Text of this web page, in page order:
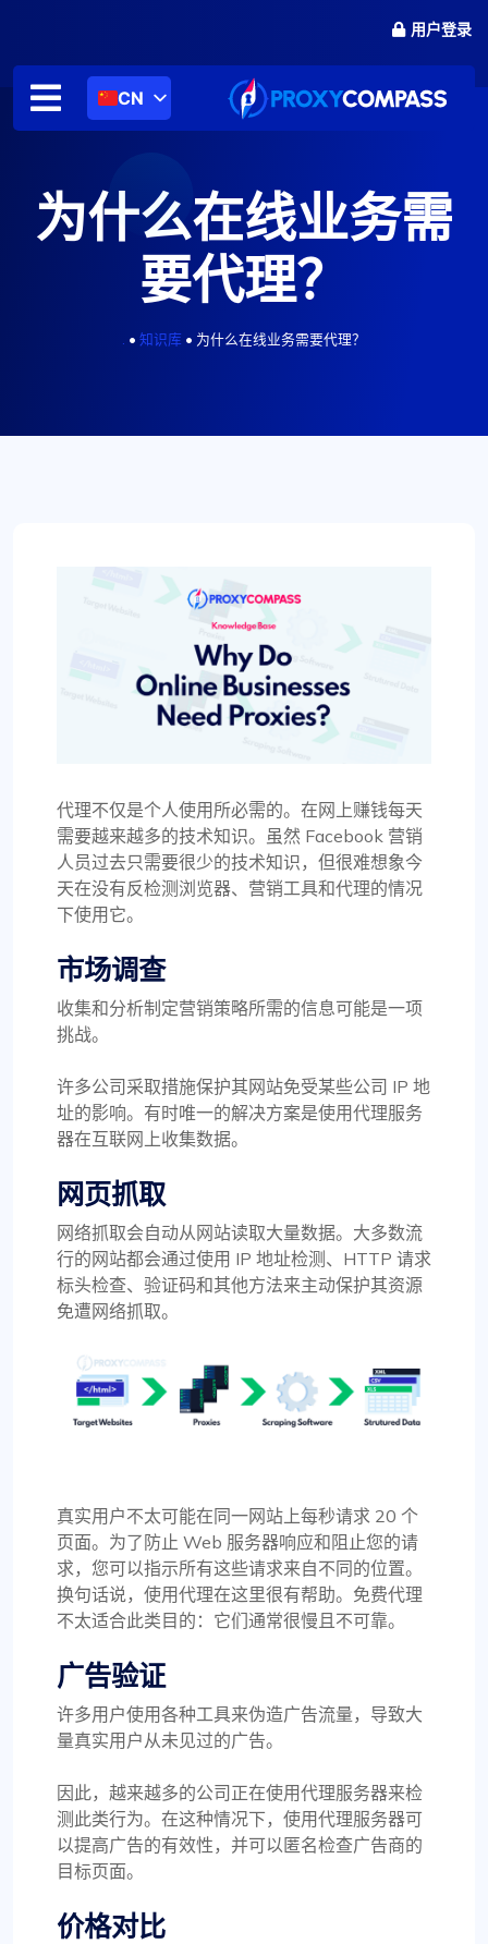
内
用户登录
CN
为什么在线业务需
要代理？
• 知识库 • 为什么在线业务需要代理？
代理不仅是个人使用所必需的。在网上赚钱每天
需要越来越多的技术知识。虽然 Facebook 营销
人员过去只需要很少的技术知识，但很难想象今
天在没有反检测浏览器、营销工具和代理的情况
下使用它。
市场调查
收集和分析制定营销策略所需的信息可能是一项
挑战。
许多公司采取措施保护其网站免受某些公司 IP 地
址的影响。有时唯一的解决方案是使用代理服务
器在互联网上收集数据。
网页抓取
网络抓取会自动从网站读取大量数据。大多数流
行的网站都会通过使用 IP 地址检测、HTTP 请求
标头检查、验证码和其他方法来主动保护其资源
免遭网络抓取。
真实用户不太可能在同一网站上每秒请求 20 个
页面。为了防止 Web 服务器响应和阻止您的请
求，您可以指示所有这些请求来自不同的位置。
换句话说，使用代理在这里很有帮助。免费代理
不太适合此类目的：它们通常很慢且不可靠。
广告验证
许多用户使用各种工具来伪造广告流量，导致大
量真实用户从未见过的广告。
因此，越来越多的公司正在使用代理服务器来检
测此类行为。在这种情况下，使用代理服务器可
以提高广告的有效性，并可以匿名检查广告商的
目标页面。
价格对比